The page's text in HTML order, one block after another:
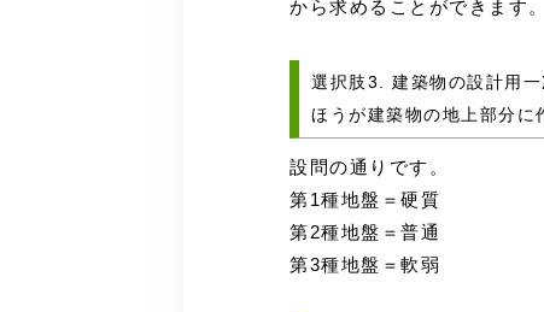
から求めることができます。
選択肢3. 建築物の設計用
ほうが建築物の地上部分に
設問の通りです。
第1種地盤＝硬質
第2種地盤＝普通
第3種地盤＝軟弱